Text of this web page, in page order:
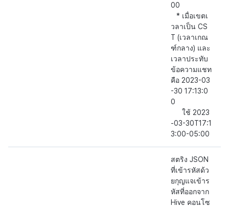
00
* เมื่อเขตเ
วลาเป็น CS
T (เวลาเกณ
ฑ์กลาง) และ
เวลาประทับ
ข้อความแชท
คือ 2023-03
-30 17:13:0
0
ใช้ 2023
-03-30T17:1
3:00-05:00
สตริง JSON
ที่เข้ารหัสด้ว
ยกุญแจเข้าร
หัสที่ออกจาก
Hive คอนโซ